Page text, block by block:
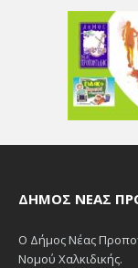
ΔΉΜΟΣ ΝΈΑΣ
Ο Δήμος Νέας
Νομού Χαλκιδικής.